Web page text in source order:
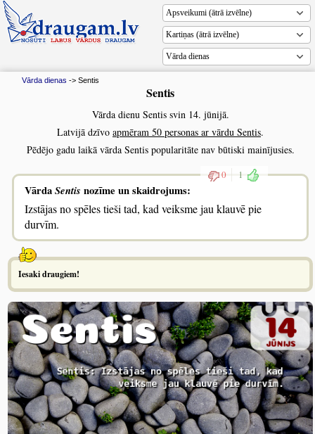
Vārda dienas
Vārda dienas -> Sentis
Sentis
Vārda dienu Sentis svin 14. jūnijā.
Latvijā dzīvo apmēram 50 personas ar vārdu Sentis.
Pēdējo gadu laikā vārda Sentis popularitāte nav būtiski mainījusies.
0 1
VārdaSentis nozīme un skaidrojums:
Izstājas no spēles tieši tad, kad veiksme jau klauvē pie
durvīm.
Iesaki draugiem!